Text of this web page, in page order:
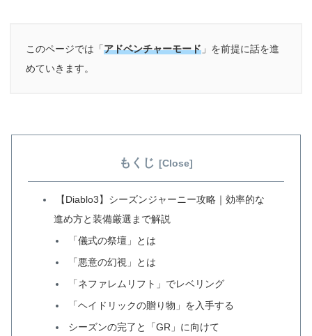
このページでは「アドベンチャーモード 」を前提に話を進
めていきます。
もくじ
【Diablo3】シーズンジャーニー攻略｜効率的な
進め方と装備厳選まで解説
「儀式の祭壇」とは
「悪意の幻視」とは
「ネファレムリフト」でレベリング
「ヘイドリックの贈り物」を入手する
シーズンの完了と「GR」に向けて